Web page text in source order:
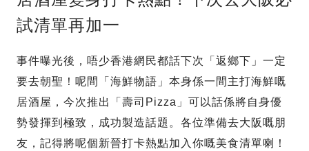
試清單再加一
事件曝光後，唔少香港網民都話下次「返鄉下」一定
要去朝聖！呢間「海鮮物語」本身係一間主打海鮮嘅
居酒屋，今次推出「壽司Pizza」可以話係將自身優
勢發揮到極致，成功製造話題。各位準備去大阪嘅朋
友，記得將呢個新晉打卡熱點加入你嘅美食清單喇！